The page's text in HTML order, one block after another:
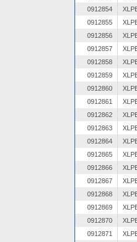
0912854
0912855
0912856
0912857
0912858
0912859
0912860
0912861
0912862
0912863
0912864
0912865
0912866
0912867
0912868
0912869
0912870
0912871